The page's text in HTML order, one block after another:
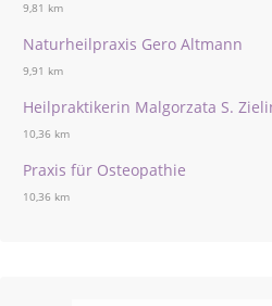
9,81 km
Naturheilpraxis Gero Altmann
9,91 km
Heilpraktikerin Malgorzata S.
10,36 km
Praxis für Osteopathie
10,36 km